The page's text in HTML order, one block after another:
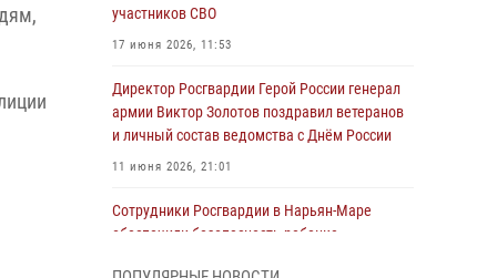
участников СВО
17 июня 2026, 11:53
Директор Росгвардии Герой России генерал
армии Виктор Золотов поздравил ветеранов
и личный состав ведомства с Днём России
11 июня 2026, 21:01
Сотрудники Росгвардии в Нарьян-Маре
обеспечили безопасность ребенка,